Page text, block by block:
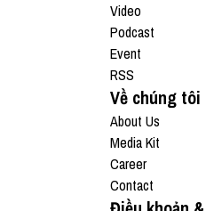
Video
Podcast
Event
RSS
Về chúng tôi
About Us
Media Kit
Career
Contact